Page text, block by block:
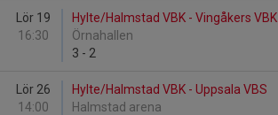
Lör 19
16:30
Hylte/Halmstad VBK - Vingåkers VBK
Örnahallen
3 - 2
Lör 26
14:00
Hylte/Halmstad VBK - Uppsala VBS
Halmstad arena